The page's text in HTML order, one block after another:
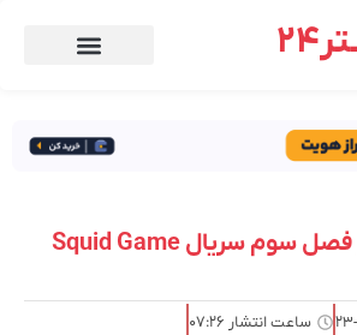
پوستر جدیدی از فصل سوم سریال Squid Game
ساعت انتشار ۰۷:۲۶